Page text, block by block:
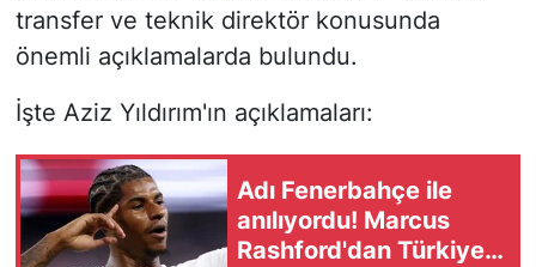
transfer ve teknik direktör konusunda
önemli açıklamalarda bulundu.
İşte Aziz Yıldırım'ın açıklamaları:
Adı Fenerbahçe ile
anılıyordu! Marcus
Rashford'dan Türkiye